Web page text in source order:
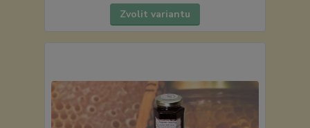
Zvolit variantu